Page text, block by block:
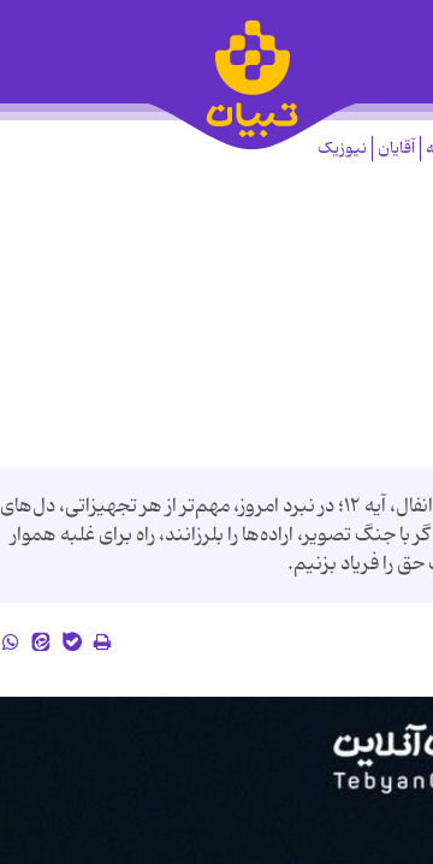
آقایان نیوزیک
إِذْ یُوحِی رَبُّکَ إِلَی الْمَلَائِکَةِ أَنِّی مَعَکُمْ فَثَبِّتُوا الَّذِینَ آمَنُوا سوره انفال، آیه ۱۲؛ در نبرد امروز، مهم‌تر از هر تجهیزاتی، دل‌های
تصویر، اراده‌ها را بلرزانند، راه برای غلبه هموار
را فریاد بزنیم.